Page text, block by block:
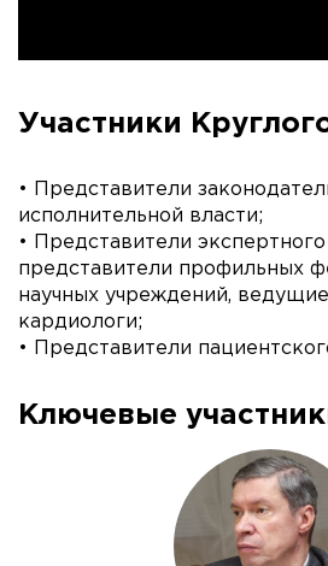
Участники
• Представители
исполнительной власти;
• Представители
представители профильных
научных учреждений,
кардиологи;
• Представители
Ключевые